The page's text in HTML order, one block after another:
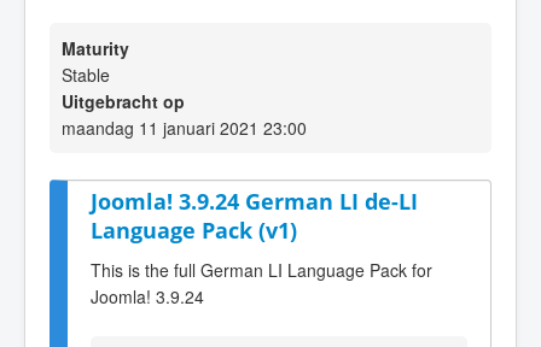
Maturity
Stable
Uitgebracht op
maandag 11 januari 2021 23:00
Joomla! 3.9.24 German LI de-LI
Language Pack (v1)
This is the full German LI Language Pack for
Joomla! 3.9.24